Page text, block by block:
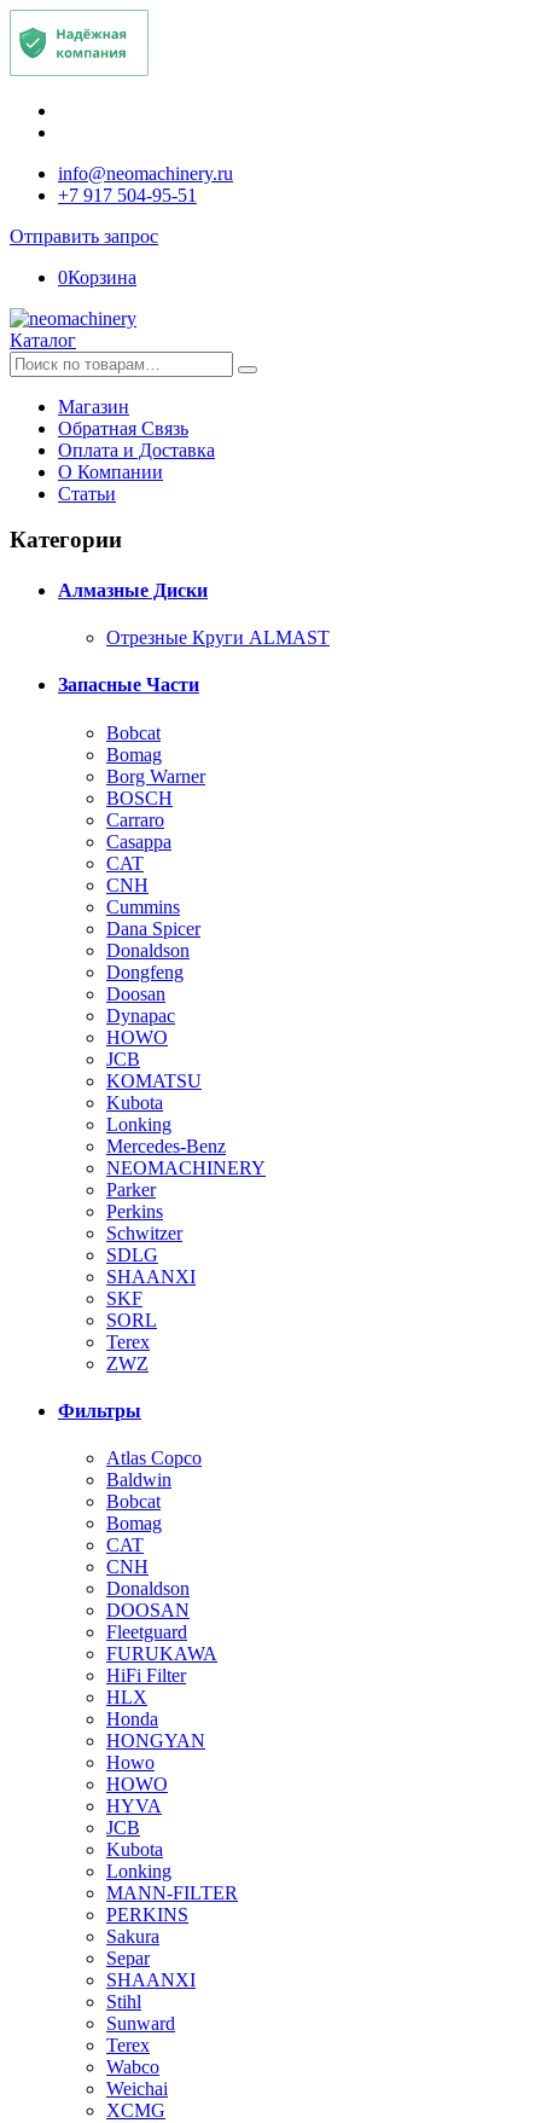
info@neomachinery.ru
+7 917 504-95-51
Отправить запрос
0Корзина
Каталог
Искать:
Магазин
Обратная Связь
Оплата и Доставка
О Компании
Статьи
Категории
Алмазные Диски
Отрезные Круги ALMAST
Запасные Части
Bobcat
Bomag
Borg Warner
BOSCH
Carraro
Casappa
CAT
CNH
Cummins
Dana Spicer
Donaldson
Dongfeng
Doosan
Dynapac
HOWO
JCB
KOMATSU
Kubota
Lonking
Mercedes-Benz
NEOMACHINERY
Parker
Perkins
Schwitzer
SDLG
SHAANXI
SKF
SORL
Terex
ZWZ
Фильтры
Atlas Copco
Baldwin
Bobcat
Bomag
CAT
CNH
Donaldson
DOOSAN
Fleetguard
FURUKAWA
HiFi Filter
HLX
Honda
HONGYAN
Howo
HOWO
HYVA
JCB
Kubota
Lonking
MANN-FILTER
PERKINS
Sakura
Separ
SHAANXI
Stihl
Sunward
Terex
Wabco
Weichai
XCMG